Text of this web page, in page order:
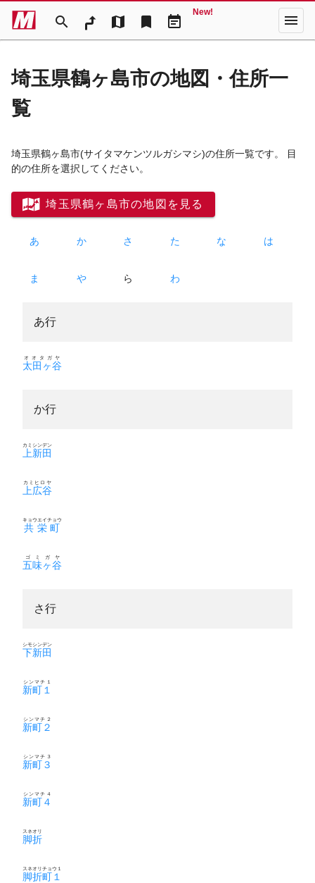
search map bookmark event_note
New! menu
埼玉県鶴ヶ島市の地図・住所一
覧
埼玉県鶴ヶ島市(サイタマケンツルガシマシ)の住所一覧です。 目
的の住所を選択してください。
埼玉県鶴ヶ島市の地図を見る
あ か さ た な は
ま や ら わ
あ行
太田ヶ谷
オオタガヤ
か行
上新田
カミシンデン
上広谷
カミヒロヤ
共栄町
キョウエイチョウ
五味ヶ谷
ゴミガヤ
さ行
下新田
シモシンデン
新町１
シンマチ１
新町２
シンマチ２
新町３
シンマチ３
新町４
シンマチ４
脚折
スネオリ
脚折町１
スネオリチョウ１